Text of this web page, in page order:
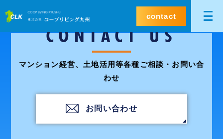
contact
CONTACT US
マンション経営、土地活用等各種ご相談・お問い合
わせ
お問い合わせ